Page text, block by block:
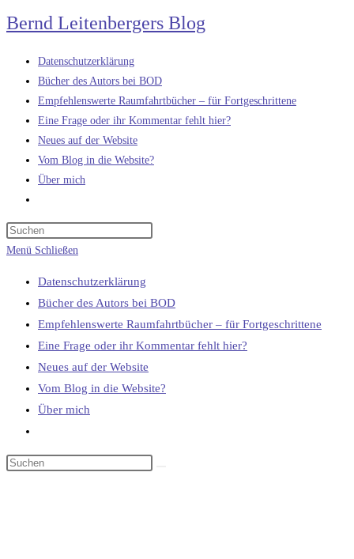
Zum
Inhalt
springen
Bernd Leitenbergers Blog
Datenschutzerklärung
Bücher des Autors bei BOD
Empfehlenswerte Raumfahrtbücher – für Fortgeschrittene
Eine Frage oder ihr Kommentar fehlt hier?
Neues auf der Website
Vom Blog in die Website?
Über mich
umschalten
Menü Schließen
Datenschutzerklärung
Bücher des Autors bei BOD
Empfehlenswerte Raumfahrtbücher – für Fortgeschrittene
Eine Frage oder ihr Kommentar fehlt hier?
Neues auf der Website
Vom Blog in die Website?
Über mich
umschalten